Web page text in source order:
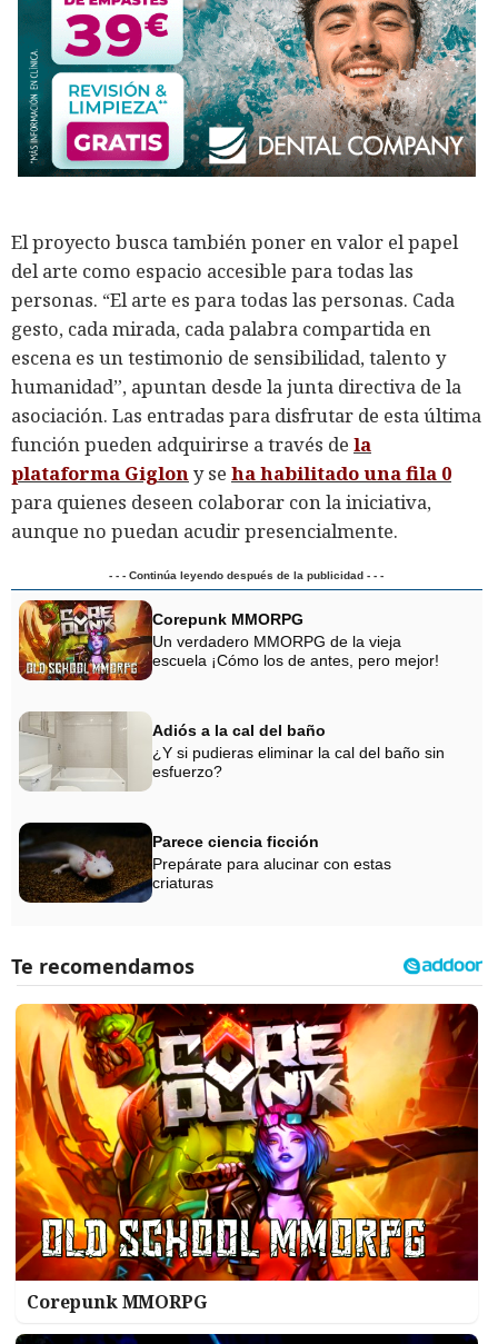
El proyecto busca también poner en valor el papel
del arte como espacio accesible para todas las
personas. “El arte es para todas las personas. Cada
gesto, cada mirada, cada palabra compartida en
escena es un testimonio de sensibilidad, talento y
humanidad”, apuntan desde la junta directiva de la
asociación. Las entradas para disfrutar de esta última
función pueden adquirirse a través de la
plataforma Giglony se ha habilitado una fila 0
para quienes deseen colaborar con la iniciativa,
aunque no puedan acudir presencialmente.
- - - Continúa leyendo después de la publicidad - - -
Corepunk MMORPG
Un verdadero MMORPG de la vieja
escuela ¡Cómo los de antes, pero mejor!
Adiós a la cal del baño
¿Y si pudieras eliminar la cal del baño sin
esfuerzo?
Parece ciencia ficción
Prepárate para alucinar con estas
criaturas
Corepunk MMORPG